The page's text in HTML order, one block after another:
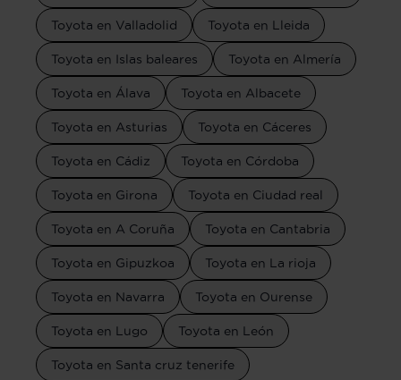
Toyota en Valladolid Toyota en Lleida
Toyota en Islas baleares Toyota en Almería
Toyota en Álava Toyota en Albacete
Toyota en Asturias Toyota en Cáceres
Toyota en Cádiz Toyota en Córdoba
Toyota en Girona Toyota en Ciudad real
Toyota en A Coruña Toyota en Cantabria
Toyota en Gipuzkoa Toyota en La rioja
Toyota en Navarra Toyota en Ourense
Toyota en Lugo Toyota en León
Toyota en Santa cruz tenerife